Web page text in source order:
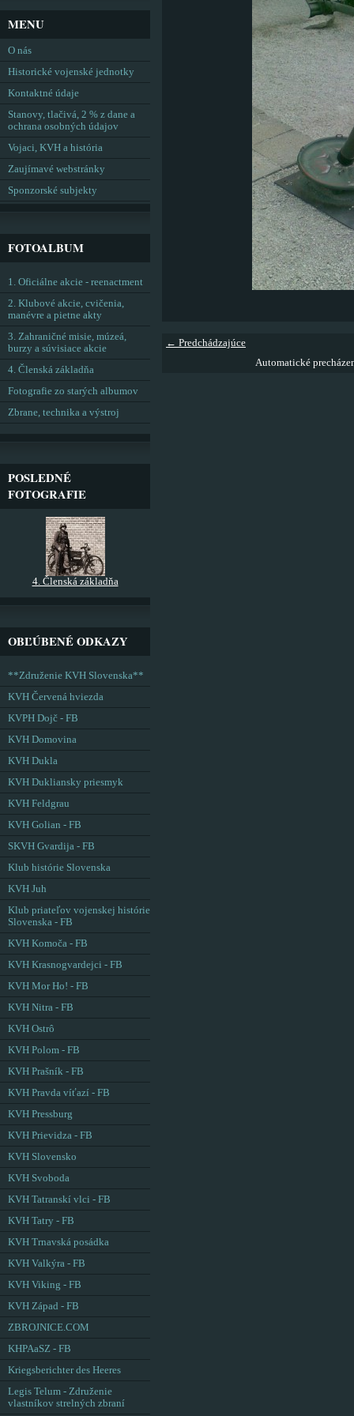
← Predchádzajúce
Automatické
MENU
O nás
Historické vojenské jednotky
Kontaktné údaje
Stanovy, tlačivá, 2 % z dane a
ochrana osobných údajov
Vojaci, KVH a história
Zaujímavé webstránky
Sponzorské subjekty
FOTOALBUM
1. Oficiálne akcie - reenactment
2. Klubové akcie, cvičenia,
manévre a pietne akty
3. Zahraničné misie, múzeá,
burzy a súvisiace akcie
4. Členská základňa
Fotografie zo starých albumov
Zbrane, technika a výstroj
POSLEDNÉ
FOTOGRAFIE
4. Členská základňa
OBĽÚBENÉ ODKAZY
**Združenie KVH Slovenska**
KVH Červená hviezda
KVPH Dojč - FB
KVH Domovina
KVH Dukla
KVH Dukliansky priesmyk
KVH Feldgrau
KVH Golian - FB
SKVH Gvardija - FB
Klub histórie Slovenska
KVH Juh
Klub priateľov vojenskej histórie
Slovenska - FB
KVH Komoča - FB
KVH Krasnogvardejci - FB
KVH Mor Ho! - FB
KVH Nitra - FB
KVH Ostrô
KVH Polom - FB
KVH Prašník - FB
KVH Pravda víťazí - FB
KVH Pressburg
KVH Prievidza - FB
KVH Slovensko
KVH Svoboda
KVH Tatranskí vlci - FB
KVH Tatry - FB
KVH Trnavská posádka
KVH Valkýra - FB
KVH Viking - FB
KVH Západ - FB
ZBROJNICE.COM
KHPAaSZ - FB
Kriegsberichter des Heeres
Legis Telum - Združenie
vlastníkov strelných zbraní